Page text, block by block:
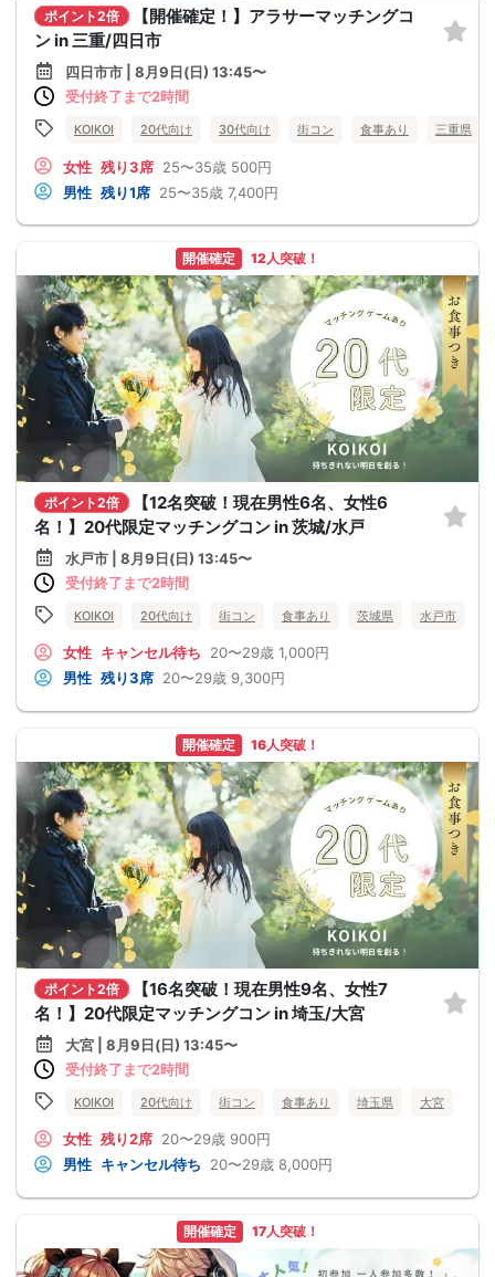
ポイント2倍
【開催確定！】アラサーマッチングコ
ン in 三重/四日市
四日市市 | 8月9日(日) 13:45〜
受付終了まで2時間
KOIKOI 20代向け 30代向け 街コン 食事あり 三重県
女性 残り3席 25〜35歳 500円
男性 残り1席 25〜35歳 7,400円
開催確定 12人突破！
ポイント2倍
【12名突破！現在男性6名、女性6
名！】20代限定マッチングコン in 茨城/水戸
水戸市 | 8月9日(日) 13:45〜
受付終了まで2時間
KOIKOI 20代向け 街コン 食事あり 茨城県 水戸市
女性 キャンセル待ち 20〜29歳 1,000円
男性 残り3席 20〜29歳 9,300円
開催確定 16人突破！
ポイント2倍
【16名突破！現在男性9名、女性7
名！】20代限定マッチングコン in 埼玉/大宮
大宮 | 8月9日(日) 13:45〜
受付終了まで2時間
KOIKOI 20代向け 街コン 食事あり 埼玉県 大宮
女性 残り2席 20〜29歳 900円
男性 キャンセル待ち 20〜29歳 8,000円
開催確定 17人突破！